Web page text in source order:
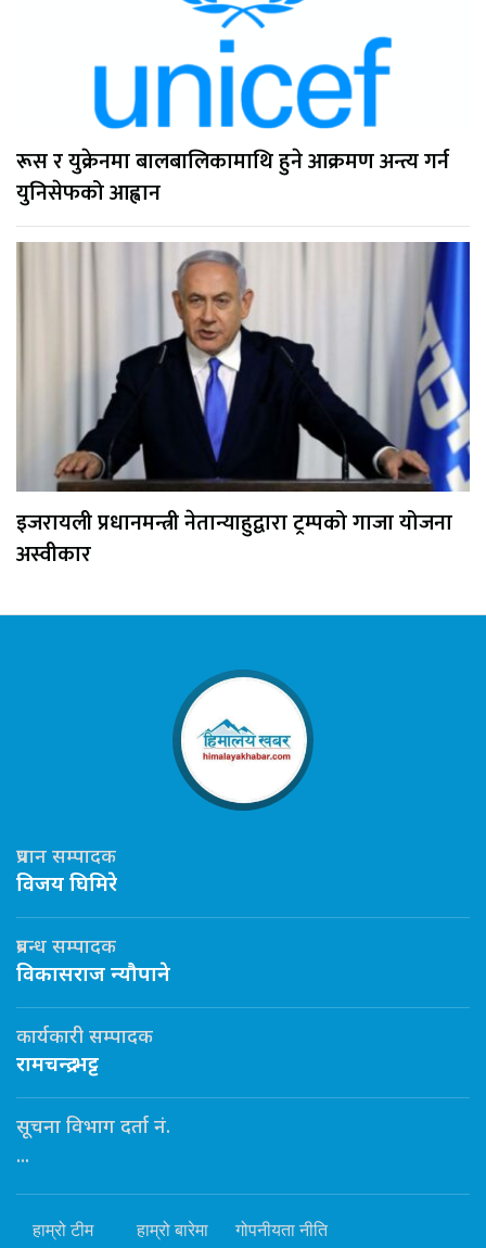
रूस र युक्रेनमा बालबालिकामाथि हुने आक्रमण अन्त्य गर्न
युनिसेफको आह्वान
इजरायली प्रधानमन्त्री नेतान्याहुद्वारा ट्रम्पको गाजा योजना
अस्वीकार
प्रधान सम्पादक
विजय घिमिरे
प्रबन्ध सम्पादक
विकासराज न्यौपाने
कार्यकारी सम्पादक
रामचन्द्र भट्ट
सूचना विभाग दर्ता नं.
...
हाम्रो टीम हाम्रो बारेमा गोपनीयता नीति